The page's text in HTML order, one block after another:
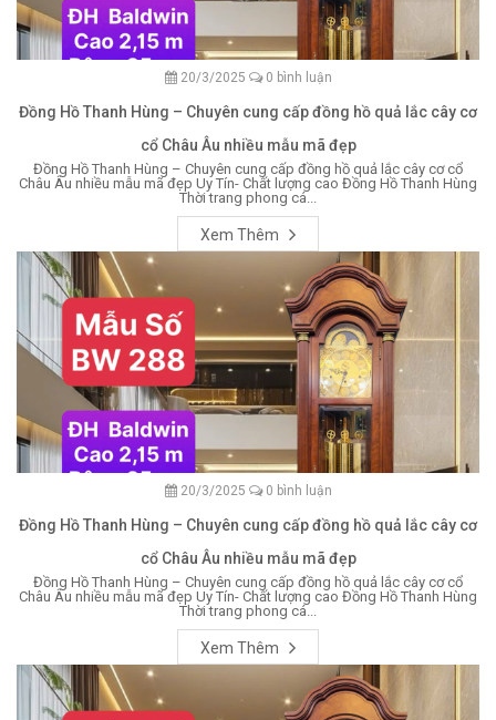
20/3/2025 0 bình luận
Đồng Hồ Thanh Hùng – Chuyên cung cấp đồng hồ quả lắc cây cơ
cổ Châu Âu nhiều mẫu mã đẹp
Đồng Hồ Thanh Hùng – Chuyên cung cấp đồng hồ quả lắc cây cơ cổ
Châu Âu nhiều mẫu mã đẹp Uy Tín- Chất lượng cao Đồng Hồ Thanh Hùng
Thời trang phong cá...
Xem Thêm
20/3/2025 0 bình luận
Đồng Hồ Thanh Hùng – Chuyên cung cấp đồng hồ quả lắc cây cơ
cổ Châu Âu nhiều mẫu mã đẹp
Đồng Hồ Thanh Hùng – Chuyên cung cấp đồng hồ quả lắc cây cơ cổ
Châu Âu nhiều mẫu mã đẹp Uy Tín- Chất lượng cao Đồng Hồ Thanh Hùng
Thời trang phong cá...
Xem Thêm